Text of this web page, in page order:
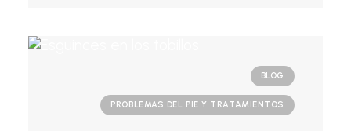
BLOG
PROBLEMAS DEL PIE Y TRATAMIENTOS